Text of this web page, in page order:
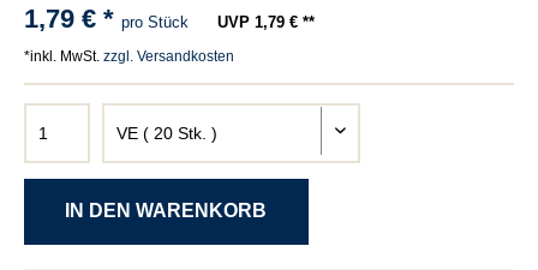
1,79 € * pro Stück UVP 1,79 € **
*inkl. MwSt. zzgl. Versandkosten